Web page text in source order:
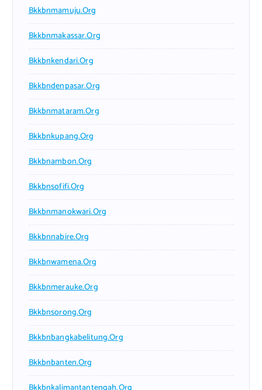
Bkkbnmamuju.org
Bkkbnmakassar.org
Bkkbnkendari.org
Bkkbndenpasar.org
Bkkbnmataram.org
Bkkbnkupang.org
Bkkbnambon.org
Bkkbnsofifi.org
Bkkbnmanokwari.org
Bkkbnnabire.org
Bkkbnwamena.org
Bkkbnmerauke.org
Bkkbnsorong.org
Bkkbnbangkabelitung.org
Bkkbnbanten.org